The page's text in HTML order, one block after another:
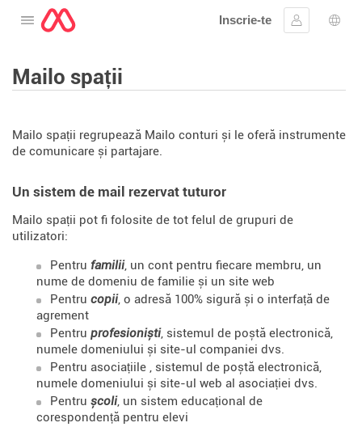
Deschide meniul
Inscrie-te
Conectare
Mailo spații
Mailo spații regrupează Mailo conturi și le oferă instrumente
de comunicare și partajare.
Un sistem de mail rezervat tuturor
Mailo spații pot fi folosite de tot felul de grupuri de
utilizatori:
Pentru familii, un cont pentru fiecare membru, un
nume de domeniu de familie și un site web
Pentru copii, o adresă 100% sigură și o interfață de
agrement
Pentru profesioniști, sistemul de poștă electronică,
numele domeniului și site-ul companiei dvs.
Pentru asociațiile , sistemul de poștă electronică,
numele domeniului și site-ul web al asociației dvs.
Pentru școli, un sistem educațional de
corespondență pentru elevi